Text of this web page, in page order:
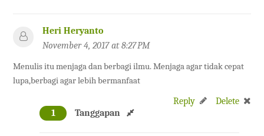
Heri Heryanto
November 4, 2017 at 8:27 PM
Menulis itu menjaga dan berbagi ilmu. Menjaga agar tidak cepat
lupa,berbagi agar lebih bermanfaat
Reply
Delete
1
Tanggapan